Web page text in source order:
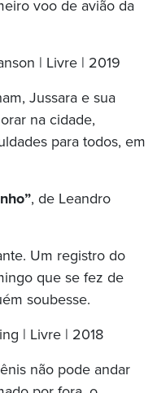
voo de avião da
| Livre | 2019
Jussara e sua
na cidade,
para todos, em
, de Leandro
Um registro do
que se fez de
soubesse.
| Livre | 2018
não pode andar